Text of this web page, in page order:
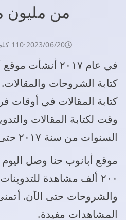
من مليون
20‏/06‏/2023
·110 كلمة
في عام ٢٠١٧
كتابة الشروحات
كتابة المقالات في
وقت لكتابة المقالات
السنوات من سنة ٢٠١٧ حتى ٢٠٢٣ العام الحالي.
موقع أبانوب حنا وصل
٢٠٠ ألف مشاهدة
والشروحات حتى الآن.
المشاهدات مفيدة.